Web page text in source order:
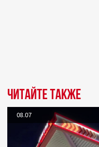
Читайте также
08.07